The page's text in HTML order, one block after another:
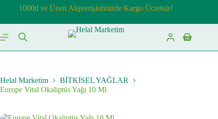
1000tl ve Üzeri Alışverişlerinizde Kargo Ücretsiz!
Shopping
cart
Helal Marketim
BİTKİSEL YAĞLAR
Europe Vital Okaliptüs Yağı 10 Ml